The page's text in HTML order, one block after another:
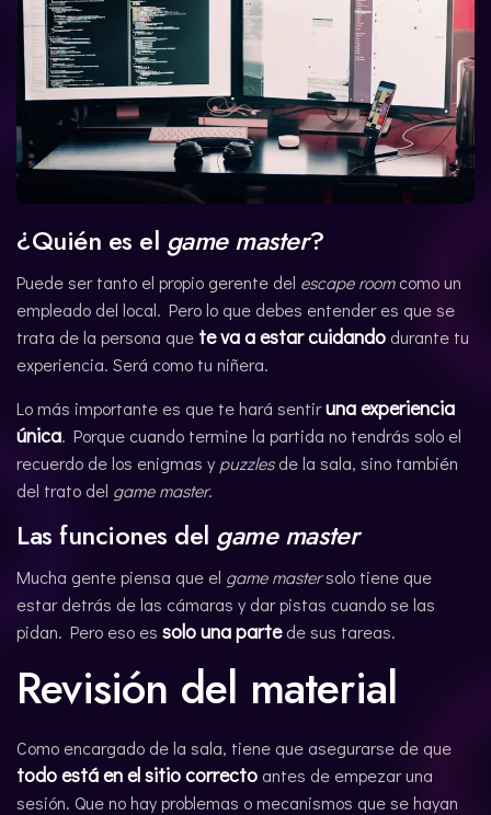
¿Quién es el game master?
Puede ser tanto el propio gerente del escape roomcomo un
empleado del local. Pero lo que debes entender es que se
trata de la persona que te va a estar cuidando durante tu
experiencia. Será como tu niñera.
Lo más importante es que te hará sentiruna experiencia
única. Porque cuando termine la partida no tendrás solo el
recuerdo de los enigmas y puzzlesde la sala, sino también
del trato del game master.
Las funciones del game master
Mucha gente piensa que el game mastersolo tiene que
estar detrás de las cámaras y dar pistas cuando se las
pidan. Pero eso es solo una partede sus tareas.
Revisión del material
Como encargado de la sala, tiene que asegurarse de que
todo está en el sitio correcto antes de empezar una
sesión. Que no hay problemas o mecanismos que se hayan